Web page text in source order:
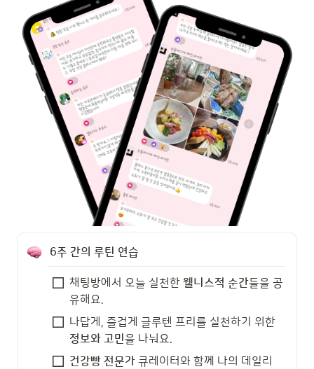
6주 간의 루틴 연습
채팅방에서 오늘 실천한 웰니스적 순간들을 공
유해요.
정보와 고민을 나눠요.
건강빵 전문가 큐레이터와 함께 나의 데일리